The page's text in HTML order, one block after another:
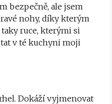
bezpečně, ale jsem
nohy, díky kterým
ruce, kterými si
v té kuchyni moji
Dokáží vyjmenovat